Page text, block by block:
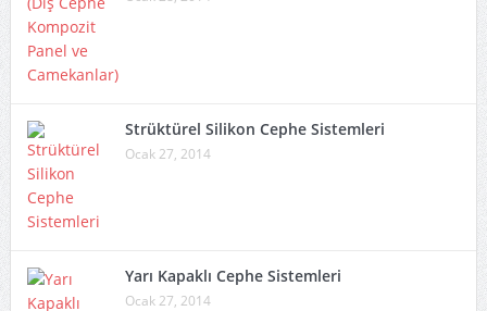
Strüktürel Silikon Cephe Sistemleri
Ocak 27, 2014
Yarı Kapaklı Cephe Sistemleri
Ocak 27, 2014